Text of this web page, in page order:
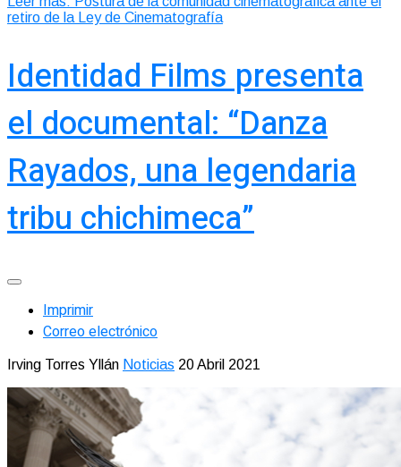
retiro de la Ley de Cinematografía
Identidad Films presenta
el documental: “Danza
Rayados, una legendaria
tribu chichimeca”
Imprimir
Correo electrónico
Irving Torres Yllán Noticias 20 Abril 2021